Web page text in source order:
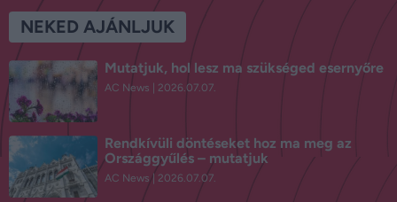
NEKED AJÁNLJUK
Mutatjuk, hol lesz ma szükséged esernyőre
AC News 2026.07.07.
Rendkívüli döntéseket hoz ma meg az
Országgyűlés – mutatjuk
AC News 2026.07.07.